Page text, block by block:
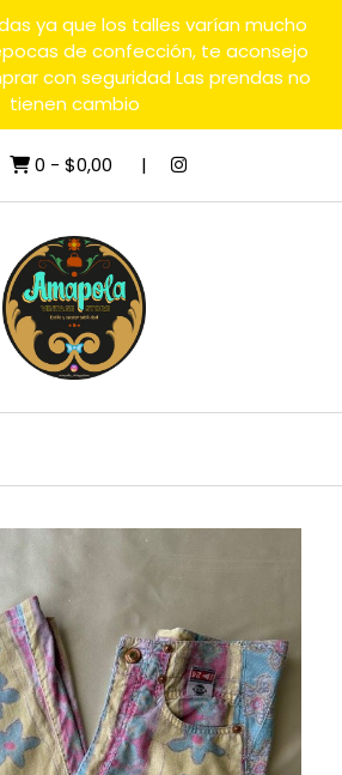
ya que los talles varían mucho
de confección, te aconsejo
con seguridad Las prendas no
tienen cambio
0 - $0,00